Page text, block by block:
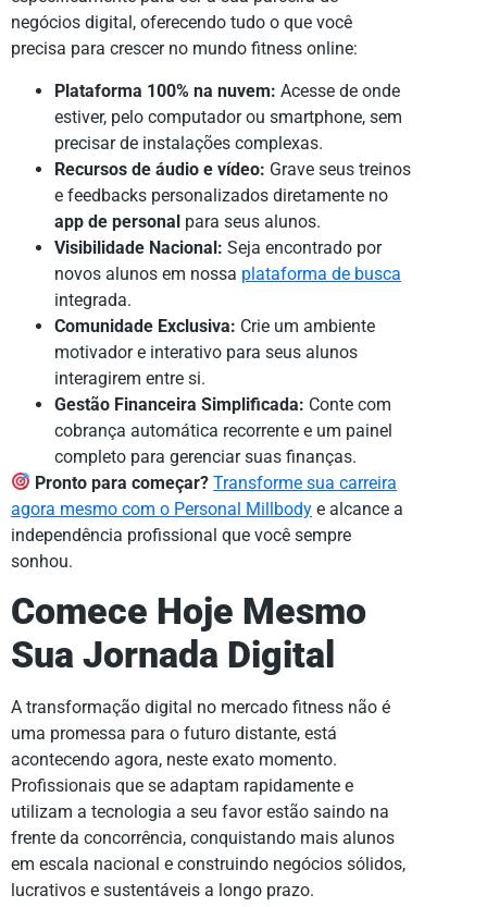
negócios digital, oferecendo tudo o que você
precisa para crescer no mundo fitness online:
Plataforma 100% na nuvem: Acesse de onde
estiver, pelo computador ou smartphone, sem
precisar de instalações complexas.
Recursos de áudio e vídeo: Grave seus treinos
e feedbacks personalizados diretamente no
app de personal para seus alunos.
Visibilidade Nacional: Seja encontrado por
novos alunos em nossa plataforma de busca
integrada.
Comunidade Exclusiva: Crie um ambiente
motivador e interativo para seus alunos
interagirem entre si.
Gestão Financeira Simplificada: Conte com
cobrança automática recorrente e um painel
completo para gerenciar suas finanças.
Pronto para começar? Transforme sua carreira
agora mesmo com o Personal Millbody e alcance a
independência profissional que você sempre
sonhou.
Comece Hoje Mesmo
Sua Jornada Digital
A transformação digital no mercado fitness não é
uma promessa para o futuro distante, está
acontecendo agora, neste exato momento.
Profissionais que se adaptam rapidamente e
utilizam a tecnologia a seu favor estão saindo na
frente da concorrência, conquistando mais alunos
em escala nacional e construindo negócios sólidos,
lucrativos e sustentáveis a longo prazo.